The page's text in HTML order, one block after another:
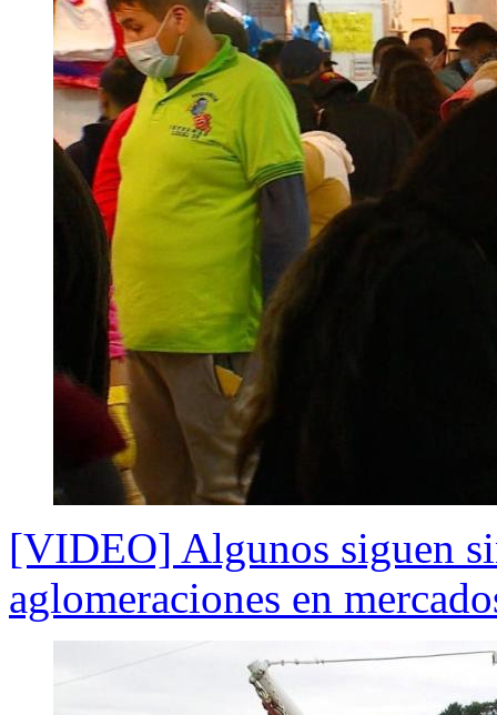
[VIDEO] Algunos siguen
aglomeraciones en